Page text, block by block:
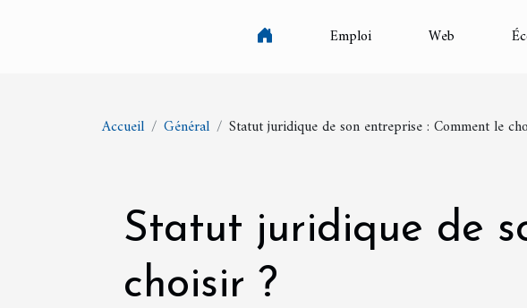
Emploi Web
Accueil Général Statut juridique de son entreprise : Comment le
Statut juridique de
choisir ?